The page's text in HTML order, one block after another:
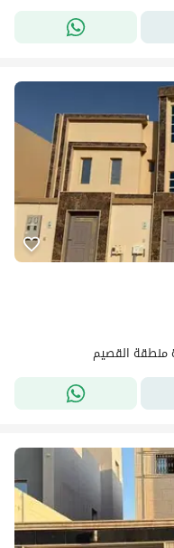
منطقة القصيم